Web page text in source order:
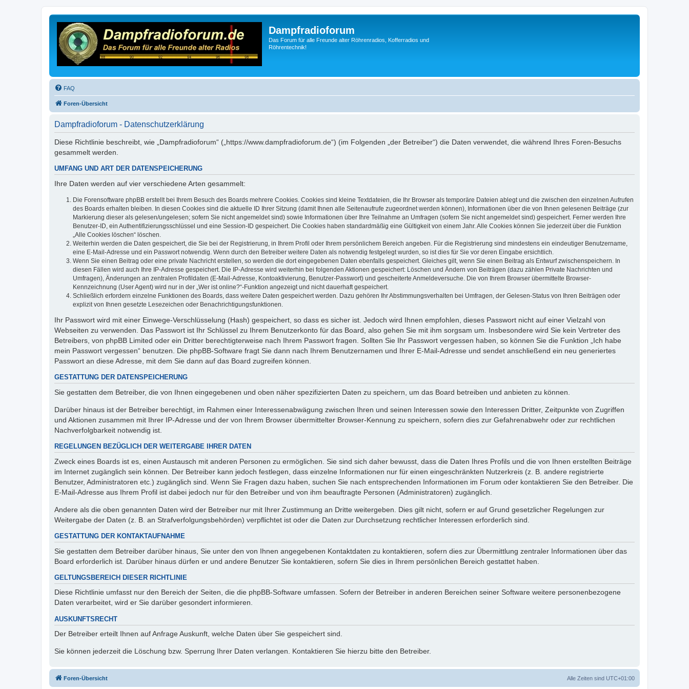
Dampfradioforum
Das Forum für alle Freunde alter Röhrenradios, Kofferradios und
Röhrentechnik!
FAQ
Foren-Übersicht
Dampfradioforum - Datenschutzerklärung
Diese Richtlinie beschreibt, wie „Dampfradioforum“ („https://www.dampfradioforum.de“) (im Folgenden „der Betreiber“) die Daten verwendet, die während Ihres Foren-Besuchs
gesammelt werden.
UMFANG UND ART DER DATENSPEICHERUNG
Ihre Daten werden auf vier verschiedene Arten gesammelt:
Die Forensoftware phpBB erstellt bei Ihrem Besuch des Boards mehrere Cookies. Cookies sind kleine Textdateien, die Ihr Browser als temporäre Dateien ablegt und die zwischen den einzelnen Aufrufen
des Boards erhalten bleiben. In diesen Cookies sind die aktuelle ID Ihrer Sitzung (damit Ihnen alle Seitenaufrufe zugeordnet werden können), Informationen über die von Ihnen gelesenen Beiträge (zur
Markierung dieser als gelesen/ungelesen; sofern Sie nicht angemeldet sind) sowie Informationen über Ihre Teilnahme an Umfragen (sofern Sie nicht angemeldet sind) gespeichert. Ferner werden Ihre
Benutzer-ID, ein Authentifizierungsschlüssel und eine Session-ID gespeichert. Die Cookies haben standardmäßig eine Gültigkeit von einem Jahr. Alle Cookies können Sie jederzeit über die Funktion
„Alle Cookies löschen“ löschen.
Weiterhin werden die Daten gespeichert, die Sie bei der Registrierung, in Ihrem Profil oder Ihrem persönlichem Bereich angeben. Für die Registrierung sind mindestens ein eindeutiger Benutzername,
eine E-Mail-Adresse und ein Passwort notwendig. Wenn durch den Betreiber weitere Daten als notwendig festgelegt wurden, so ist dies für Sie vor deren Eingabe ersichtlich.
Wenn Sie einen Beitrag oder eine private Nachricht erstellen, so werden die dort eingegebenen Daten ebenfalls gespeichert. Gleiches gilt, wenn Sie einen Beitrag als Entwurf zwischenspeichern. In
diesen Fällen wird auch Ihre IP-Adresse gespeichert. Die IP-Adresse wird weiterhin bei folgenden Aktionen gespeichert: Löschen und Ändern von Beiträgen (dazu zählen Private Nachrichten und
Umfragen), Änderungen an zentralen Profildaten (E-Mail-Adresse, Kontoaktivierung, Benutzer-Passwort) und gescheiterte Anmeldeversuche. Die von Ihrem Browser übermittelte Browser-
Kennzeichnung (User Agent) wird nur in der „Wer ist online?“-Funktion angezeigt und nicht dauerhaft gespeichert.
Schließlich erfordern einzelne Funktionen des Boards, dass weitere Daten gespeichert werden. Dazu gehören Ihr Abstimmungsverhalten bei Umfragen, der Gelesen-Status von Ihren Beiträgen oder
explizit von Ihnen gesetzte Lesezeichen oder Benachrichtigungsfunktionen.
Ihr Passwort wird mit einer Einwege-Verschlüsselung (Hash) gespeichert, so dass es sicher ist. Jedoch wird Ihnen empfohlen, dieses Passwort nicht auf einer Vielzahl von
Webseiten zu verwenden. Das Passwort ist Ihr Schlüssel zu Ihrem Benutzerkonto für das Board, also gehen Sie mit ihm sorgsam um. Insbesondere wird Sie kein Vertreter des
Betreibers, von phpBB Limited oder ein Dritter berechtigterweise nach Ihrem Passwort fragen. Sollten Sie Ihr Passwort vergessen haben, so können Sie die Funktion „Ich habe
mein Passwort vergessen“ benutzen. Die phpBB-Software fragt Sie dann nach Ihrem Benutzernamen und Ihrer E-Mail-Adresse und sendet anschließend ein neu generiertes
Passwort an diese Adresse, mit dem Sie dann auf das Board zugreifen können.
GESTATTUNG DER DATENSPEICHERUNG
Sie gestatten dem Betreiber, die von Ihnen eingegebenen und oben näher spezifizierten Daten zu speichern, um das Board betreiben und anbieten zu können.
Darüber hinaus ist der Betreiber berechtigt, im Rahmen einer Interessenabwägung zwischen Ihren und seinen Interessen sowie den Interessen Dritter, Zeitpunkte von Zugriffen
und Aktionen zusammen mit Ihrer IP-Adresse und der von Ihrem Browser übermittelter Browser-Kennung zu speichern, sofern dies zur Gefahrenabwehr oder zur rechtlichen
Nachverfolgbarkeit notwendig ist.
REGELUNGEN BEZÜGLICH DER WEITERGABE IHRER DATEN
Zweck eines Boards ist es, einen Austausch mit anderen Personen zu ermöglichen. Sie sind sich daher bewusst, dass die Daten Ihres Profils und die von Ihnen erstellten Beiträge
im Internet zugänglich sein können. Der Betreiber kann jedoch festlegen, dass einzelne Informationen nur für einen eingeschränkten Nutzerkreis (z. B. andere registrierte
Benutzer, Administratoren etc.) zugänglich sind. Wenn Sie Fragen dazu haben, suchen Sie nach entsprechenden Informationen im Forum oder kontaktieren Sie den Betreiber. Die
E-Mail-Adresse aus Ihrem Profil ist dabei jedoch nur für den Betreiber und von ihm beauftragte Personen (Administratoren) zugänglich.
Andere als die oben genannten Daten wird der Betreiber nur mit Ihrer Zustimmung an Dritte weitergeben. Dies gilt nicht, sofern er auf Grund gesetzlicher Regelungen zur
Weitergabe der Daten (z. B. an Strafverfolgungsbehörden) verpflichtet ist oder die Daten zur Durchsetzung rechtlicher Interessen erforderlich sind.
GESTATTUNG DER KONTAKTAUFNAHME
Sie gestatten dem Betreiber darüber hinaus, Sie unter den von Ihnen angegebenen Kontaktdaten zu kontaktieren, sofern dies zur Übermittlung zentraler Informationen über das
Board erforderlich ist. Darüber hinaus dürfen er und andere Benutzer Sie kontaktieren, sofern Sie dies in Ihrem persönlichen Bereich gestattet haben.
GELTUNGSBEREICH DIESER RICHTLINIE
Diese Richtlinie umfasst nur den Bereich der Seiten, die die phpBB-Software umfassen. Sofern der Betreiber in anderen Bereichen seiner Software weitere personenbezogene
Daten verarbeitet, wird er Sie darüber gesondert informieren.
AUSKUNFTSRECHT
Der Betreiber erteilt Ihnen auf Anfrage Auskunft, welche Daten über Sie gespeichert sind.
Sie können jederzeit die Löschung bzw. Sperrung Ihrer Daten verlangen. Kontaktieren Sie hierzu bitte den Betreiber.
Foren-Übersicht Alle Zeiten sind UTC+01:00